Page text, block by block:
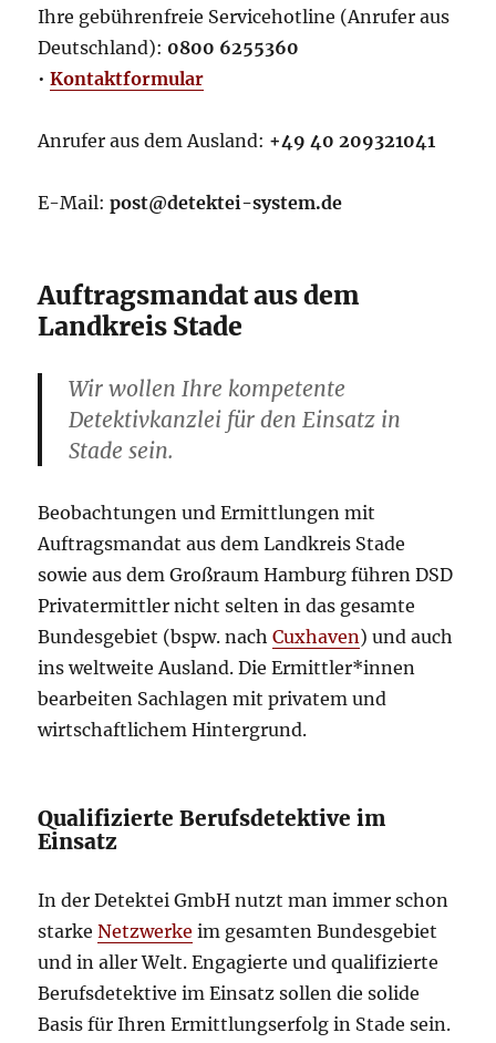
Ihre gebührenfreie Servicehotline (Anrufer aus
Deutschland): 0800 6255360
•Kontaktformular
Anrufer aus dem Ausland: +49 40 209321041
E-Mail:post@detektei-system.de
Auftragsmandat aus dem
Landkreis Stade
Wir wollen Ihre kompetente
Detektivkanzlei für den Einsatz in
Stade sein.
Beobachtungen und Ermittlungen mit
Auftragsmandat aus dem Landkreis Stade
sowie aus dem Großraum Hamburg führen DSD
Privatermittler nicht selten in das gesamte
Bundesgebiet (bspw. nachCuxhaven) und auch
ins weltweite Ausland. Die Ermittler*innen
bearbeiten Sachlagen mit privatem und
wirtschaftlichem Hintergrund.
Qualifizierte Berufsdetektive im
Einsatz
In der Detektei GmbH nutzt man immer schon
starkeNetzwerke im gesamten Bundesgebiet
und in aller Welt. Engagierte und qualifizierte
Berufsdetektive im Einsatz sollen die solide
Basis für Ihren Ermittlungserfolg in Stade sein.